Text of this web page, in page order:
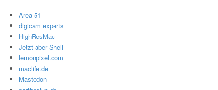
Area 51
digicam experts
HighResMac
Jetzt aber Shell
lemonpixel.com
maclife.de
Mastodon